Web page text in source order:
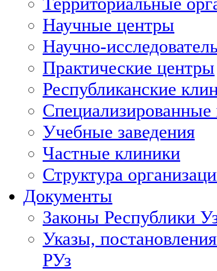
Научные центры
Научно-
Практические центры
Республиканские
Учебные заведения
Частные клиники
Структура
Документы
Законы Республики
Указы,
РУз